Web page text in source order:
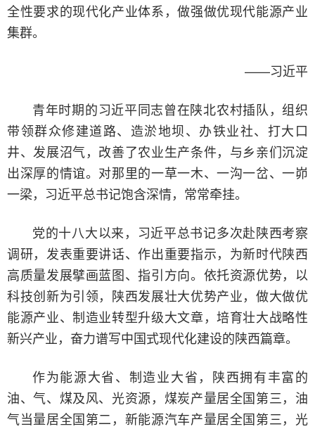
全性要求的现代化产业体系，做强做优现代能源产业
集群。
——习近平
青年时期的习近平同志曾在陕北农村插队，组织
带领群众修建道路、造淤地坝、办铁业社、打大口
井、发展沼气，改善了农业生产条件，与乡亲们沉淀
出深厚的情谊。对那里的一草一木、一沟一岔、一峁
一梁，习近平总书记饱含深情，常常牵挂。
党的十八大以来，习近平总书记多次赴陕西考察
调研，发表重要讲话、作出重要指示，为新时代陕西
高质量发展擘画蓝图、指引方向。依托资源优势，以
科技创新为引领，陕西发展壮大优势产业，做大做优
能源产业、制造业转型升级大文章，培育壮大战略性
新兴产业，奋力谱写中国式现代化建设的陕西篇章。
作为能源大省、制造业大省，陕西拥有丰富的
油、气、煤及风、光资源，煤炭产量居全国第三，油
气当量居全国第二，新能源汽车产量居全国第三，光